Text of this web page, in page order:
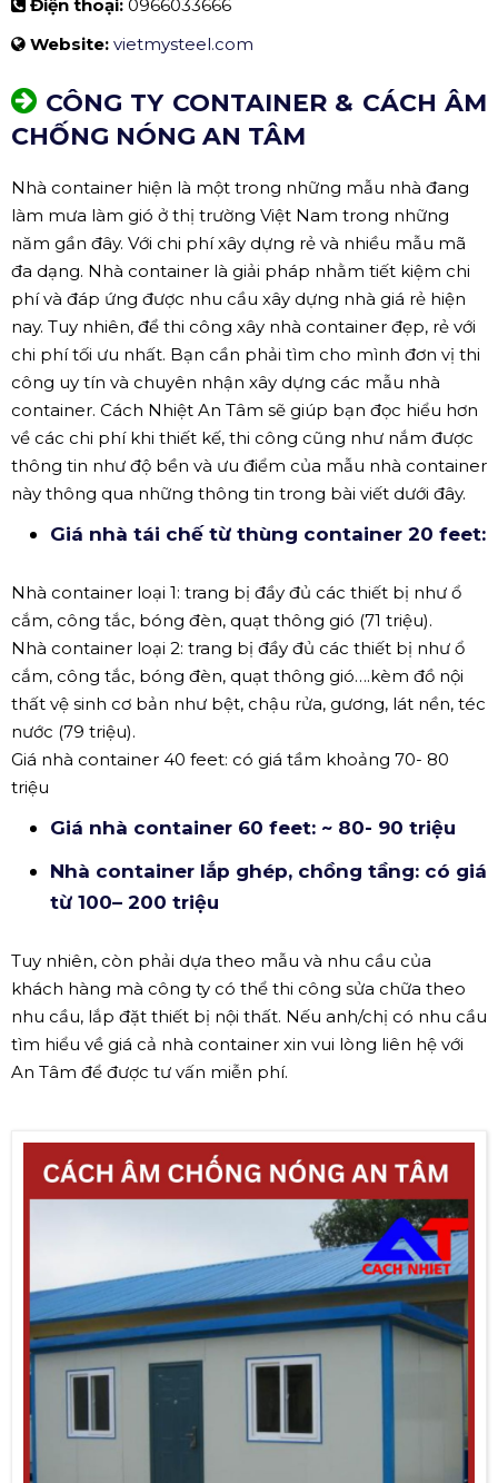
Điện thoại: 0966033666
Website: vietmysteel.com
CÔNG TY CONTAINER & CÁCH ÂM
CHỐNG NÓNG AN TÂM
Nhà container hiện là một trong những mẫu nhà đang
làm mưa làm gió ở thị trường Việt Nam trong những
năm gần đây. Với chi phí xây dựng rẻ và nhiều mẫu mã
đa dạng. Nhà container là giải pháp nhằm tiết kiệm chi
phí và đáp ứng được nhu cầu xây dựng nhà giá rẻ hiện
nay. Tuy nhiên, để thi công xây nhà container đẹp, rẻ với
chi phí tối ưu nhất. Bạn cần phải tìm cho mình đơn vị thi
công uy tín và chuyên nhận xây dựng các mẫu nhà
container. Cách Nhiệt An Tâm sẽ giúp bạn đọc hiểu hơn
về các chi phí khi thiết kế, thi công cũng như nắm được
thông tin như độ bền và ưu điểm của mẫu nhà container
này thông qua những thông tin trong bài viết dưới đây.
Giá nhà tái chế từ thùng container 20 feet:
Nhà container loại 1: trang bị đầy đủ các thiết bị như ổ
cắm, công tắc, bóng đèn, quạt thông gió (71 triệu).
Nhà container loại 2: trang bị đầy đủ các thiết bị như ổ
cắm, công tắc, bóng đèn, quạt thông gió….kèm đồ nội
thất vệ sinh cơ bản như bệt, chậu rửa, gương, lát nền, téc
nước (79 triệu).
Giá nhà container 40 feet: có giá tầm khoảng 70- 80
triệu
Giá nhà container 60 feet: ~ 80- 90 triệu
Nhà container lắp ghép, chồng tầng: có giá
từ 100– 200 triệu
Tuy nhiên, còn phải dựa theo mẫu và nhu cầu của
khách hàng mà công ty có thể thi công sửa chữa theo
nhu cầu, lắp đặt thiết bị nội thất. Nếu anh/chị có nhu cầu
tìm hiểu về giá cả nhà container xin vui lòng liên hệ với
An Tâm để được tư vấn miễn phí.